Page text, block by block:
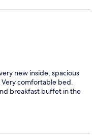
new inside, spacious
comfortable bed.
breakfast buffet in the